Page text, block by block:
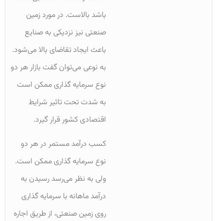
باشد بالاست. در مورد زمین
صنعتی نیز نزدیکی به صنایع
باعث ایجاد تقاضای بالا می‌شود.
به نوعی می‌توان گفت بازار هر دو
نوع سرمایه گذاری ممکن است
به شدت تحت تاثیر شرایط
اقتصادی کشور قرار گیرد.
کسب درآمد مستمر در هر دو
نوع سرمایه گذاری ممکن است.
ولی به نظر می‌رسد رسیدن به
درآمد ماهانه با سرمایه گذاری
روی زمین صنعتی، از طریق اجاره